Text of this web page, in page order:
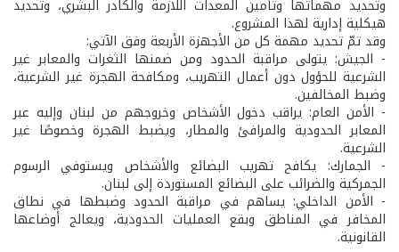
وتحديد مهماتها وتأمين المعدات اللازمة والكادر البشري، وتحديد
هيكلية إدارية لهذا المشروع.
وقد تمّ تحديد مهمة كل من الأجهزة الأربعة وفق الآتي:
- الجيش: يتولى مراقبة الحدود ومن ضمنها الثغرات والمعابر غير
الشرعية للحؤول دون أعمال التهريب، ومكافحة الهجرة غير الشرعية،
وضبط المخالفين.
- الأمن العام: يراقب دخول الأشخاص وخروجهم من لبنان وإليه عبر
المعابر الحدودية والمرافئ والمطار، ويضبط الهجرة وخصوصًا غير
الشرعية.
- الجمارك: يكافح تهريب البضائع والأشخاص ويستوفي الرسوم
الجمركية والضرائب على البضائع المستوردة إلى لبنان.
- الأمن الداخلي: يساهم في مراقبة الحدود وضبطها في نطاق
المخافر في المناطق وبقع العمليات الحدودية، ويعالج أوضاعها
القانونية.